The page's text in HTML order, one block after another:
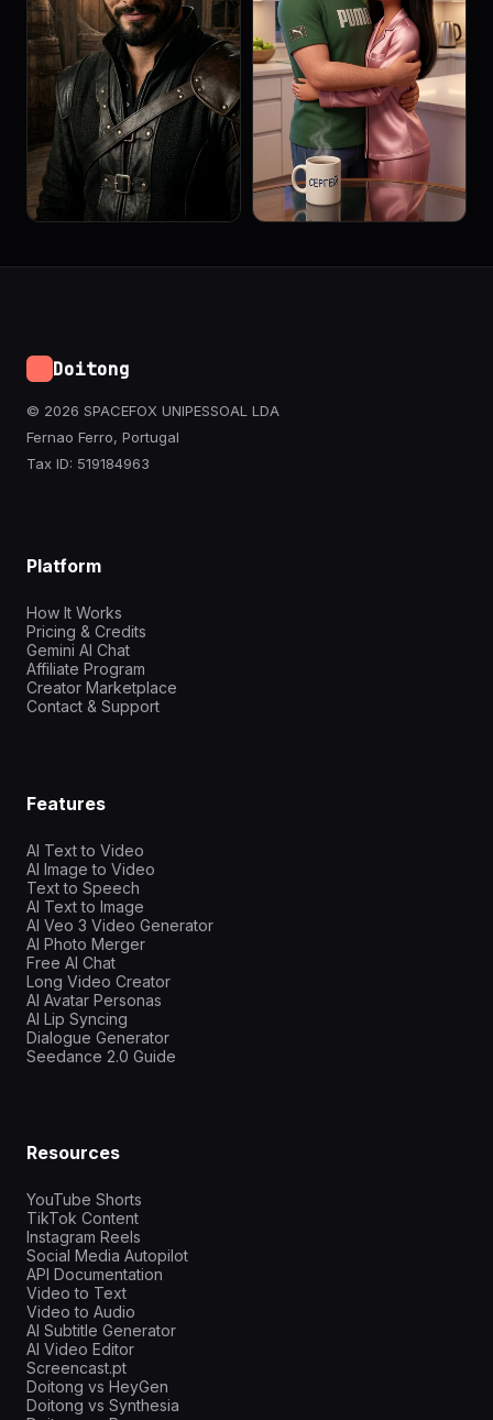
Doitong
© 2026 SPACEFOX UNIPESSOAL LDA
Fernao Ferro, Portugal
Tax ID: 519184963
Platform
How It Works
Pricing & Credits
Gemini AI Chat
Affiliate Program
Creator Marketplace
Contact & Support
Features
AI Text to Video
AI Image to Video
Text to Speech
AI Text to Image
AI Veo 3 Video Generator
AI Photo Merger
Free AI Chat
Long Video Creator
AI Avatar Personas
AI Lip Syncing
Dialogue Generator
Seedance 2.0 Guide
Resources
YouTube Shorts
TikTok Content
Instagram Reels
Social Media Autopilot
API Documentation
Video to Text
Video to Audio
AI Subtitle Generator
AI Video Editor
Screencast.pt
Doitong vs HeyGen
Doitong vs Synthesia